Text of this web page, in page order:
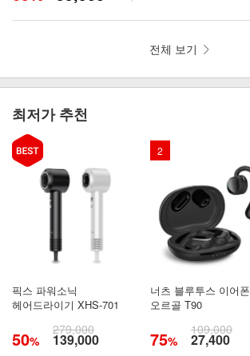
전체 보기
최저가 추천
픽스 파워소닉
헤어드라이기 XHS-701
50%
279,000
139,000
2
너츠 블루투스 이어폰
오르골 T90
75%
109,000
27,400